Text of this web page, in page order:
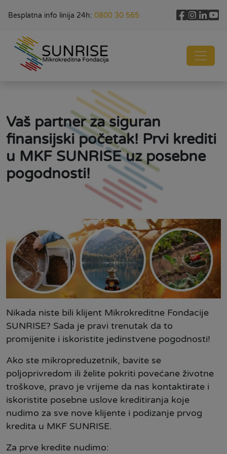
Besplatna info linija 24h: 0800 30 565
Vaš partner za siguran
finansijski početak! Prvi krediti
u MKF SUNRISE uz posebne
pogodnosti!
Nikada niste bili klijent Mikrokreditne Fondacije
SUNRISE? Sada je pravi trenutak da to
promijenite i iskoristite jedinstvene pogodnosti!
Ako ste mikropreduzetnik, bavite se
poljoprivredom ili želite pokriti povećane životne
troškove, pravo je vrijeme da nas kontaktirate i
iskoristite posebne uslove kreditiranja koje
nudimo za sve nove klijente i podizanje prvog
kredita u MKF SUNRISE.
Za prve kredite nudimo: